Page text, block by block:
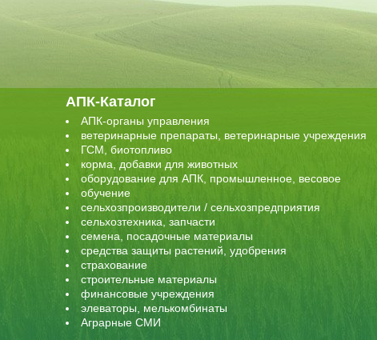
АПК-Каталог
АПК-органы управления
ветеринарные препараты, ветеринарные учреждения
ГСМ, биотопливо
корма, добавки для животных
оборудование для АПК, промышленное, весовое
обучение
сельхозпроизводители / сельхозпредприятия
сельхозтехника, запчасти
семена, посадочные материалы
средства защиты растений, удобрения
страхование
строительные материалы
финансовые учреждения
элеваторы, мелькомбинаты
Аграрные СМИ